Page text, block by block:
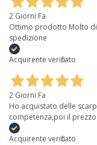
2 Giorni Fa
Ottimo prodotto Molto
spedizione
Acquirente verificato
2 Giorni Fa
Ho acquistato delle
competenza,poi il
Acquirente verificato